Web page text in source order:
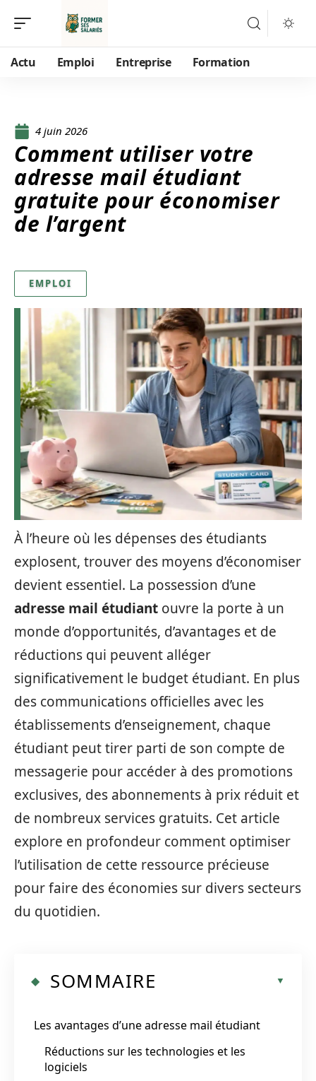
Actu Emploi Entreprise Formation
4 juin 2026
Comment utiliser votre
adresse mail étudiant
gratuite pour économiser
de l’argent
EMPLOI
À l’heure où les dépenses des étudiants
explosent, trouver des moyens d’économiser
devient essentiel. La possession d’une
adresse mail étudiant ouvre la porte à un
monde d’opportunités, d’avantages et de
réductions qui peuvent alléger
significativement le budget étudiant. En plus
des communications officielles avec les
établissements d’enseignement, chaque
étudiant peut tirer parti de son compte de
messagerie pour accéder à des promotions
exclusives, des abonnements à prix réduit et
de nombreux services gratuits. Cet article
explore en profondeur comment optimiser
l’utilisation de cette ressource précieuse
pour faire des économies sur divers secteurs
du quotidien.
SOMMAIRE
Les avantages d’une adresse mail étudiant
Réductions sur les technologies et les
logiciels